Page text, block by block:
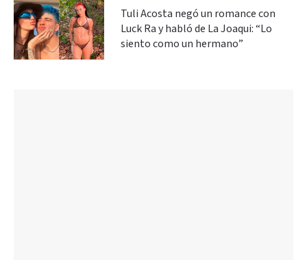
Tuli Acosta negó un romance con
Luck Ra y habló de La Joaqui: “Lo
siento como un hermano”